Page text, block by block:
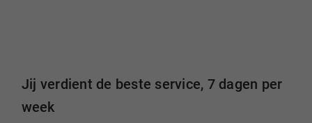
Jij verdient de beste service, 7 dagen per
week